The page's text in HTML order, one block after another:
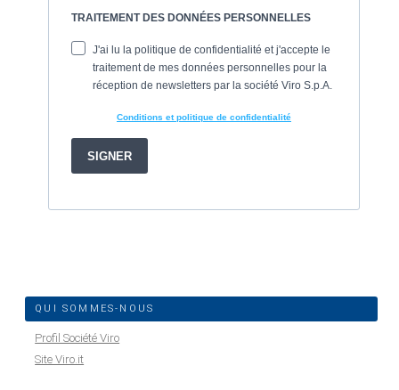
QUI SOMMES-NOUS
Profil Société Viro
Site Viro.it